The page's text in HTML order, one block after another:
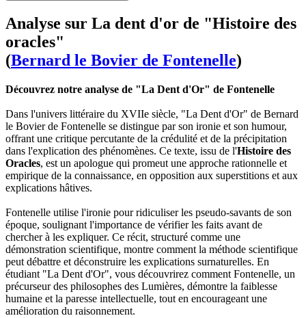
Analyse sur La dent d'or de "Histoire des
oracles"
(Bernard le Bovier de Fontenelle)
Découvrez notre analyse de "La Dent d'Or" de Fontenelle
Dans l'univers littéraire du XVIIe siècle, "La Dent d'Or" de Bernard
le Bovier de Fontenelle se distingue par son ironie et son humour,
offrant une critique percutante de la crédulité et de la précipitation
dans l'explication des phénomènes. Ce texte, issu de l'Histoire des
Oracles, est un apologue qui promeut une approche rationnelle et
empirique de la connaissance, en opposition aux superstitions et aux
explications hâtives.
Fontenelle utilise l'ironie pour ridiculiser les pseudo-savants de son
époque, soulignant l'importance de vérifier les faits avant de
chercher à les expliquer. Ce récit, structuré comme une
démonstration scientifique, montre comment la méthode scientifique
peut débattre et déconstruire les explications surnaturelles. En
étudiant "La Dent d'Or", vous découvrirez comment Fontenelle, un
précurseur des philosophes des Lumières, démontre la faiblesse
humaine et la paresse intellectuelle, tout en encourageant une
amélioration du raisonnement.